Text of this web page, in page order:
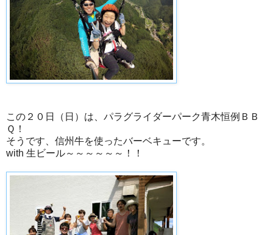
この２０日（日）は、パラグライダーパーク青木恒例ＢＢ
Ｑ！
そうです、信州牛を使ったバーベキューです。
with 生ビール～～～～～～！！